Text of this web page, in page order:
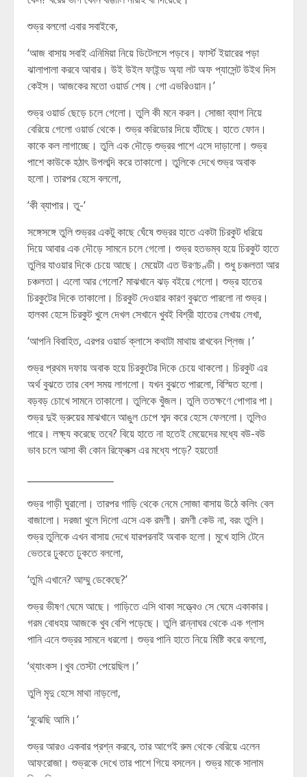
শুভ্র বললো এবার সবাইকে,
‘আজ বাসায় সবাই এনিমিয়া নিয়ে ডিটেলসে পড়বে। ফার্স্ট ইয়ারের পড়া
ঝালাপালা করবে আবার। উই উইল ফাইন্ড অ্যা লট অফ প্যাসেন্ট উইথ দিস
কেইস। আজকের মতো ওয়ার্ড শেষ। গো এভরিওয়ান।’
শুভ্র ওয়ার্ড ছেড়ে চলে গেলো। তুলি কী মনে করল। সোজা ব্যাগ নিয়ে
বেরিয়ে গেলো ওয়ার্ড থেকে। শুভ্র করিডোর দিয়ে হাঁটছে। হাতে ফোন।
কাকে কল লাগাচ্ছে। তুলি এক দৌড়ে শুভ্রর পাশে এসে দাড়ালো। শুভ্র
পাশে কাউকে হঠাৎ উপলব্দি করে তাকালো। তুলিকে দেখে শুভ্র অবাক
হলো। তারপর হেসে বললো,
‘কী ব্যাপার। তু-‘
সঙ্গেসঙ্গে তুলি শুভ্রর একটু কাছে ঘেঁষে শুভ্রর হাতে একটা চিরকুট ধরিয়ে
দিয়ে আবার এক দৌড়ে সামনে চলে গেলো। শুভ্র হতভম্ব হয়ে চিরকুট হাতে
তুলির যাওয়ার দিকে চেয়ে আছে। মেয়েটা এত উরণচণ্ডী। শুধু চঞ্চলতা আর
চঞ্চলতা। এলো আর গেলো? মাঝখানে ঝড় বইয়ে গেলো। শুভ্র হাতের
চিরকুটের দিকে তাকালো। চিরকুট দেওয়ার কারণ বুঝতে পারলো না শুভ্র।
হালকা হেসে চিরকুট খুলে দেখল সেখানে খুবই বিশ্রী হাতের লেখায় লেখা,
‘আপনি বিবাহিত, এরপর ওয়ার্ড ক্লাসে কথাটা মাথায় রাখবেন প্লিজ।’
শুভ্র প্রথম দফায় অবাক হয়ে চিরকুটের দিকে চেয়ে থাকলো। চিরকুট এর
অর্থ বুঝতে তার বেশ সময় লাগলো। যখন বুঝতে পারলো, বিস্মিত হলো।
বড়বড় চোখে সামনে তাকালো। তুলিকে খুঁজল। তুলি ততক্ষণে পোগার পা।
শুভ্র দুই ভ্রুয়ের মাঝখানে আঙুল চেপে শব্দ করে হেসে ফেললো। তুলিও
পারে। লক্ষ্য করেছে তবে? বিয়ে হাতে না হতেই মেয়েদের মধ্যে বউ-বউ
ভাব চলে আসা কী কোন রিফ্লেক্স এর মধ্যে পড়ে? হয়তো!
শুভ্র গাড়ী ঘুরালো। তারপর গাড়ি থেকে নেমে সোজা বাসায় উঠে কলিং বেল
বাজালো। দরজা খুলে দিলো এসে এক রমণী। রমণী কেউ না, বরং তুলি।
শুভ্র তুলিকে এখন বাসায় দেখে যারপরনাই অবাক হলো। মুখে হাসি টেনে
ভেতরে ঢুকতে ঢুকতে বললো,
‘তুমি এখানে? আম্মু ডেকেছে?’
শুভ্র ভীষণ ঘেমে আছে। গাড়িতে এসি থাকা সত্ত্বেও সে ঘেমে একাকার।
গরম বোধহয় আজকে খুব বেশি পড়েছে। তুলি রান্নাঘর থেকে এক গ্লাস
পানি এনে শুভ্রর সামনে ধরলো। শুভ্র পানি হাতে নিয়ে মিষ্টি করে বললো,
‘থ্যাংকস।খুব তেস্টা পেয়েছিল।’
তুলি মৃদু হেসে মাথা নাড়লো,
‘বুঝেছি আমি।’
শুভ্র আরও একবার প্রশ্ন করবে, তার আগেই রুম থেকে বেরিয়ে এলেন
আফরোজা। শুভ্রকে দেখে তার পাশে গিয়ে বসলেন। শুভ্র মাকে সালাম